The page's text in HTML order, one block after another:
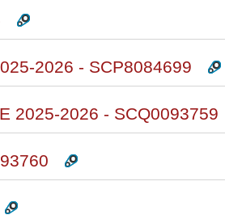
2026 - SCP8084699
2025-2026 - SCQ0093759